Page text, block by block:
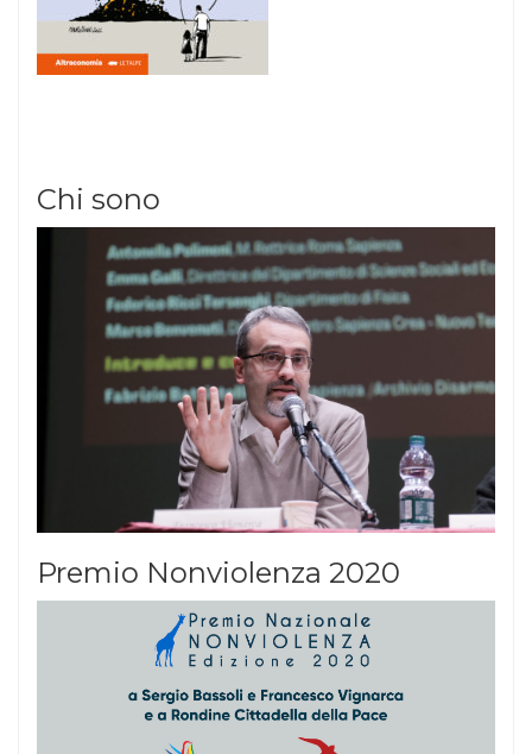
Chi sono
Premio Nonviolenza 2020